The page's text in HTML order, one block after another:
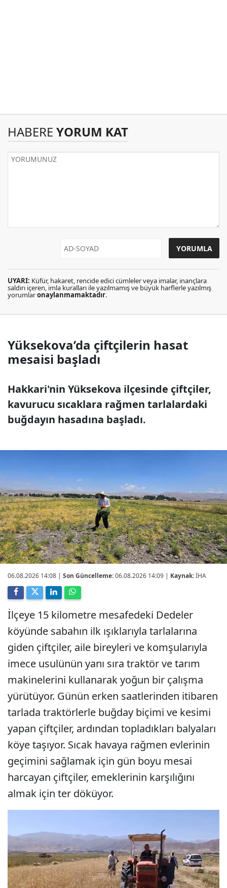
HABERE YORUM KAT
UYARI: Küfür, hakaret, rencide edici cümleler veya imalar, inançlara
saldırı içeren, imla kuralları ile yazılmamış ve büyük harflerle yazılmış
yorumlaronaylanmamaktadır.
Yüksekova’da çiftçilerin hasat
mesaisi başladı
Hakkari'nin Yüksekova ilçesinde çiftçiler,
kavurucu sıcaklara rağmen tarlalardaki
buğdayın hasadına başladı.
06.08.2026 14:08 | Son Güncelleme:06.08.2026 14:09 | Kaynak:İHA
İlçeye 15 kilometre mesafedeki Dedeler
köyünde sabahın ilk ışıklarıyla tarlalarına
giden çiftçiler, aile bireyleri ve komşularıyla
imece usulünün yanı sıra traktör ve tarım
makinelerini kullanarak yoğun bir çalışma
yürütüyor. Günün erken saatlerinden itibaren
tarlada traktörlerle buğday biçimi ve kesimi
yapan çiftçiler, ardından topladıkları balyaları
köye taşıyor. Sıcak havaya rağmen evlerinin
geçimini sağlamak için gün boyu mesai
harcayan çiftçiler, emeklerinin karşılığını
almak için ter döküyor.